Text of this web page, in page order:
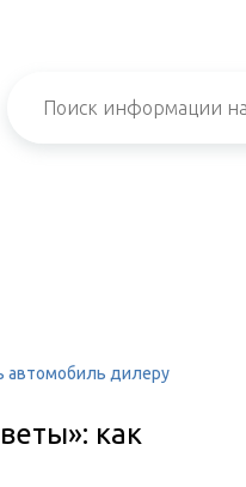
автомобиль дилеру
как